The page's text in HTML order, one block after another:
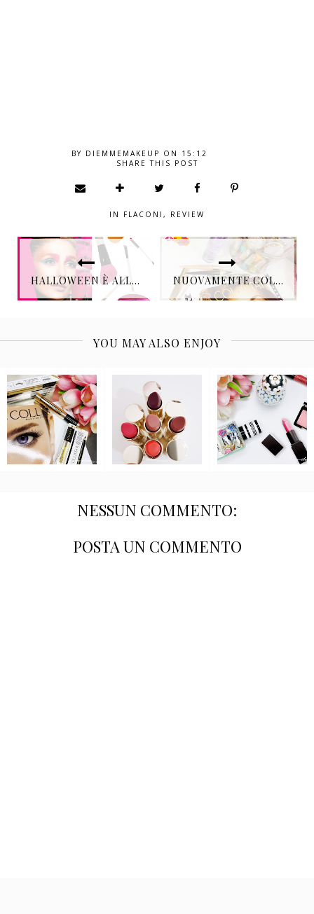
BY DIEMMEMAKEUP ON 15:12
SHARE THIS POST
IN FLACONI , REVIEW
HALLOWEEN È ALLE PORTE E UBU CONSIGLIA UN MAKE UP DA URLO.... NUOVAMENTE COLLISTAR, NUOVAMENTE BELLEZZA ITALIANA - REVIEW
YOU MAY ALSO ENJOY
NESSUN COMMENTO:
POSTA UN COMMENTO